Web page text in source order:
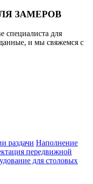
ЗАМЕРОВ
специалиста для
и мы свяжемся с
раздачи Наполнение
передвижной
для столовых